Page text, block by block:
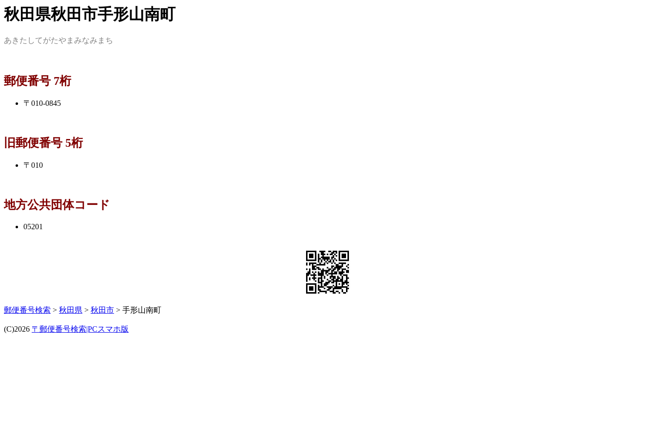
秋田県秋田市手形山南町
あきたしてがたやまみなみまち
郵便番号 7桁
〒010-0845
旧郵便番号 5桁
〒010
地方公共団体コード
05201
郵便番号検索 > 秋田県 > 秋田市 > 手形山南町
(C)2026 〒郵便番号検索|PCスマホ版